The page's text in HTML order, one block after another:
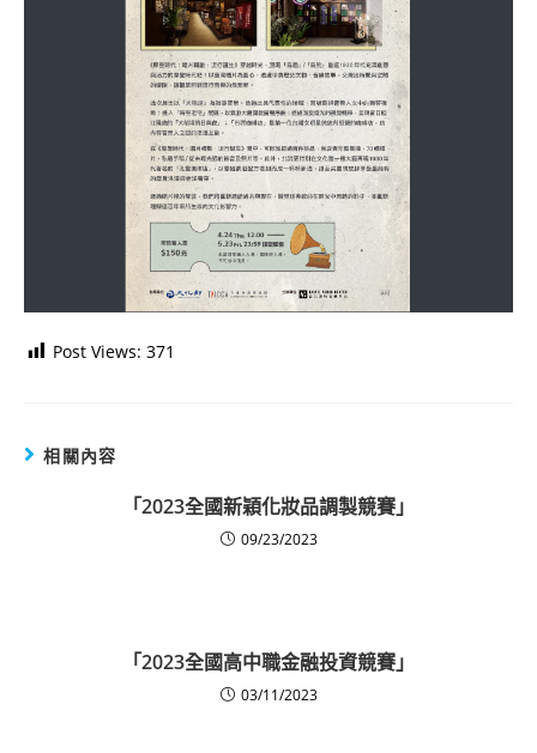
Post Views: 371
相關內容
「2023全國新穎化妝品調製競賽」
09/23/2023
「2023全國高中職金融投資競賽」
03/11/2023